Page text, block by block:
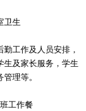
卫生
勤工作及人员安排，
生及家长服务，学生
理等。
工作餐